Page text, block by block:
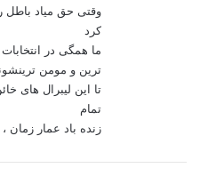
وقتی حق میاد باطل
کرد
ما همگی در
ترین و مومن
تا این لیبرال های
تمام
زنده باد عمار